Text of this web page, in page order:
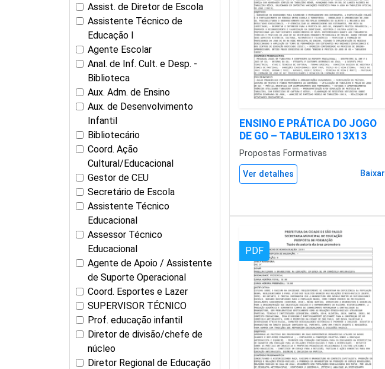
Assist. de Diretor de Escola
Assistente Técnico de
Educação I
Agente Escolar
Anal. de Inf. Cult. e Desp. -
Biblioteca
Aux. Adm. de Ensino
Aux. de Desenvolvimento
Infantil
Bibliotecário
Coord. Ação
Cultural/Educacional
Gestor de CEU
Secretário de Escola
Assistente Técnico
Educacional
Assessor Técnico
Educacional
Agente de Apoio / Assistente
de Suporte Operacional
Coord. Esportes e Lazer
SUPERVISOR TÉCNICO
Prof. educação infantil
Diretor de divisão/chefe de
núcleo
Diretor Regional de Educação
ENSINO E PRÁTICA DO JOGO
DE GO – TABULEIRO 13X13
Propostas Formativas
Ver detalhes Baixar
PDF